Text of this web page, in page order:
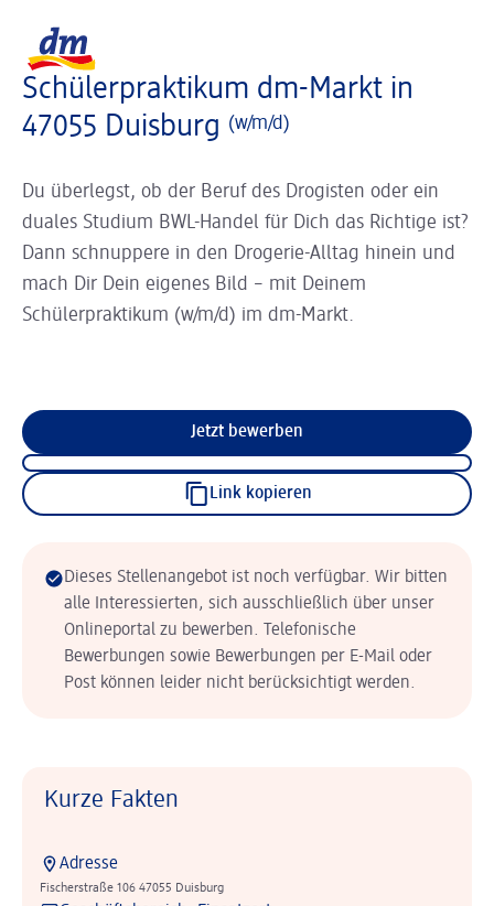
Schülerpraktikum dm-Markt in
47055 Duisburg (w/m/d)
Du überlegst, ob der Beruf des Drogisten oder ein
duales Studium BWL-Handel für Dich das Richtige ist?
Dann schnuppere in den Drogerie-Alltag hinein und
mach Dir Dein eigenes Bild – mit Deinem
Schülerpraktikum (w/m/d) im dm-Markt.
Jetzt bewerben
Link kopieren
Dieses Stellenangebot ist noch verfügbar. Wir bitten
alle Interessierten, sich ausschließlich über unser
Onlineportal zu bewerben. Telefonische
Bewerbungen sowie Bewerbungen per E-Mail oder
Post können leider nicht berücksichtigt werden.
Kurze Fakten
Adresse
Fischerstraße 106 47055 Duisburg